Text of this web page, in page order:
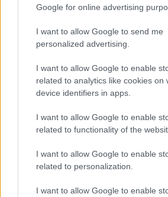
Google for online advertising
I want to allow Google to send me
personalized advertising.
I want to allow Google to enable
related to analytics like cookies on
device identifiers in apps.
I want to allow Google to enable
related to functionality of the
I want to allow Google to enable
related to personalization.
I want to allow Google to enable
Škorica a ochrana pred
ochoreniami
vlastnostiam chrániacim mozog.
zlúčeniny škorice dokážu chrániť
chorobám, ako je Alzheimerova
Parkinsonova choroba.
Štúdie na zvieratách naznačujú,